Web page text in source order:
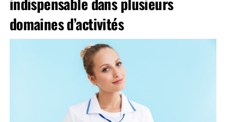
domaines d’activités